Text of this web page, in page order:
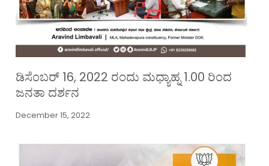
ಡಿಸೆಂಬರ್ 16, 2022 ರಂದು ಮಧ್ಯಾಹ್ನ 1.00 ರಿಂದ
ಜನತಾ ದರ್ಶನ
December 15, 2022